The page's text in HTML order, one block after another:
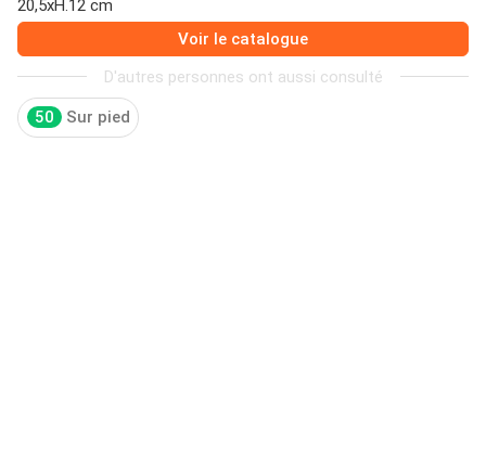
20,5xH.12 cm
Voir le catalogue
D'autres personnes ont aussi consulté
50 Sur pied